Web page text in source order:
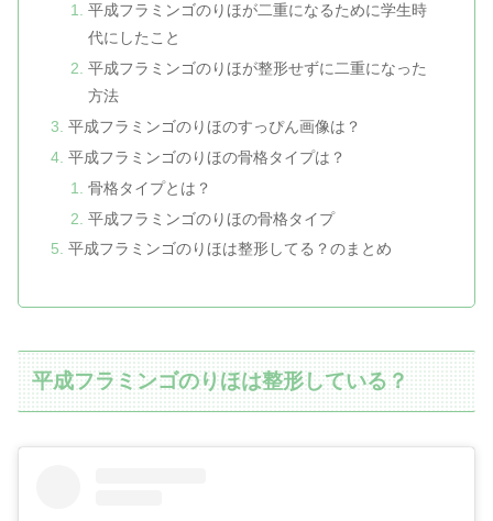
平成フラミンゴのりほが二重になるために学生時
代にしたこと
平成フラミンゴのりほが整形せずに二重になった
方法
平成フラミンゴのりほのすっぴん画像は？
平成フラミンゴのりほの骨格タイプは？
骨格タイプとは？
平成フラミンゴのりほの骨格タイプ
平成フラミンゴのりほは整形してる？のまとめ
平成フラミンゴのりほは整形している？